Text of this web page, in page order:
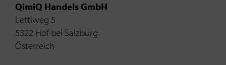
QimiQ Handels GmbH
Lettlweg 5
5322 Hof bei Salzburg
Österreich